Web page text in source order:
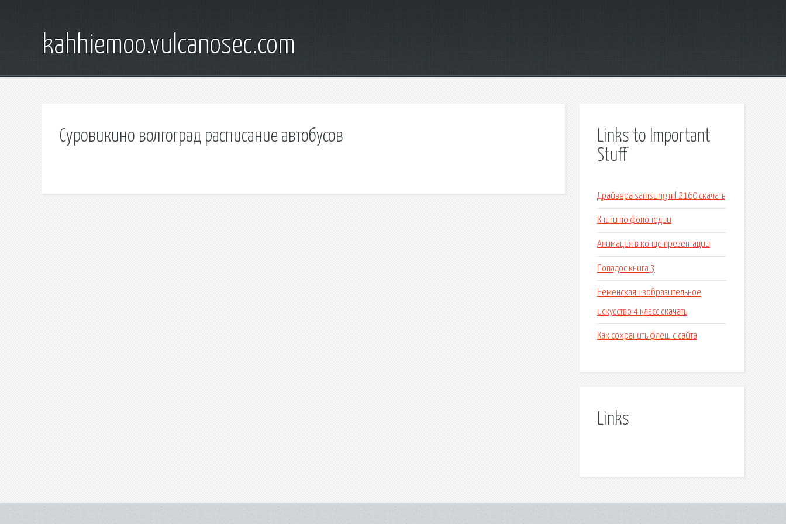
kahhiemoo.vulcanosec.com
Суровикино волгоград расписание автобусов
Links to Important
Stuff
Драйвера samsung ml 2160 скачать
Книги по фонопедии
Анимация в конце презентации
Попадос книга 3
Неменская изобразительное
искусство 4 класс скачать
Как сохранить флеш с сайта
Links